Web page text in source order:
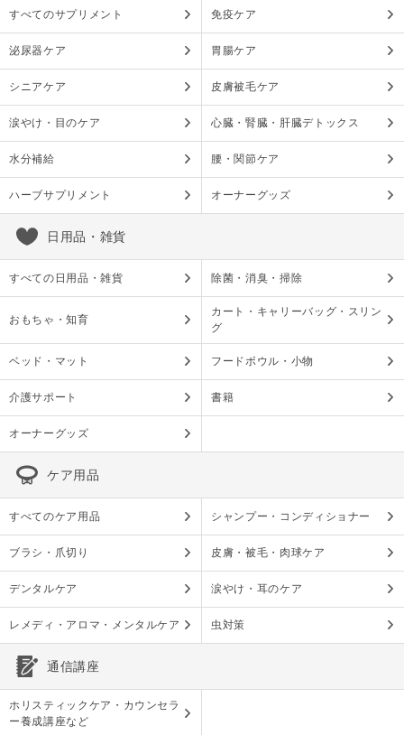
すべてのサプリメント 免疫ケア
泌尿器ケア 胃腸ケア
シニアケア 皮膚被毛ケア
涙やけ・目のケア 心臓・腎臓・肝臓デトックス
水分補給 腰・関節ケア
ハーブサプリメント オーナーグッズ
日用品・雑貨
すべての日用品・雑貨 除菌・消臭・掃除
おもちゃ・知育
カート・キャリーバッグ・スリン
グ
ベッド・マット フードボウル・小物
介護サポート 書籍
オーナーグッズ
ケア用品
すべてのケア用品 シャンプー・コンディショナー
ブラシ・爪切り 皮膚・被毛・肉球ケア
デンタルケア 涙やけ・耳のケア
レメディ・アロマ・メンタルケア 虫対策
通信講座
ホリスティックケア・カウンセラ
ー養成講座など